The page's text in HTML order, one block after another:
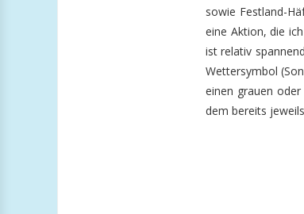
sowie Festland-
eine Aktion, die
ist relativ
Wettersymbol
einen grauen
dem bereits